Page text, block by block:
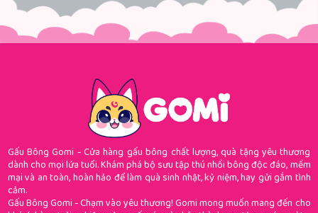
Gấu Bông Gomi - Cửa hàng gấu bông chất lượng, quà tặng yêu thương
dành cho mọi lứa tuổi. Khám phá bộ sưu tập thú nhồi bông độc đáo, mềm
mại và an toàn, hoàn hảo để làm quà sinh nhật, kỷ niệm, hay gửi gắm tình
cảm.
Gấu Bông Gomi - Chạm vào yêu thương! Gomi mong muốn mang đến cho